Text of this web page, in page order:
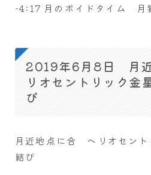
-4:17 月のボイドタイム 月
2019年6月8日 月
リオセントリック金
び
月近地点に合 ヘリオセント
結び